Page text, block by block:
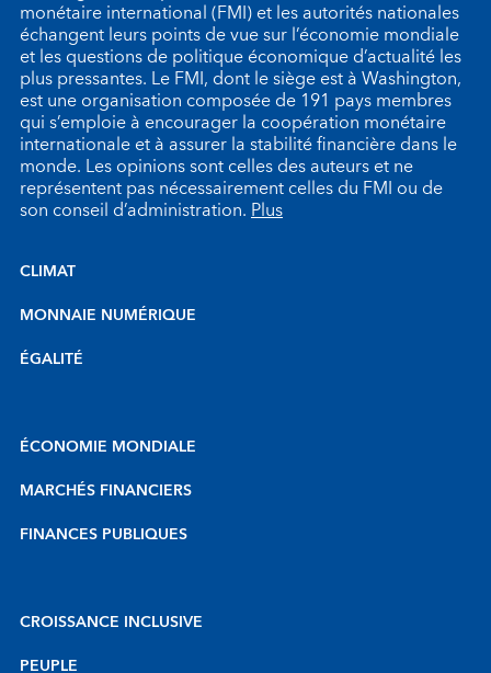
monétaire international (FMI) et les autorités nationales
échangent leurs points de vue sur l’économie mondiale
et les questions de politique économique d’actualité les
plus pressantes. Le FMI, dont le siège est à Washington,
est une organisation composée de 191 pays membres
qui s’emploie à encourager la coopération monétaire
internationale et à assurer la stabilité financière dans le
monde. Les opinions sont celles des auteurs et ne
représentent pas nécessairement celles du FMI ou de
son conseil d’administration.Plus
CLIMAT
MONNAIE NUMÉRIQUE
ÉGALITÉ
ÉCONOMIE MONDIALE
MARCHÉS FINANCIERS
FINANCES PUBLIQUES
CROISSANCE INCLUSIVE
PEUPLE